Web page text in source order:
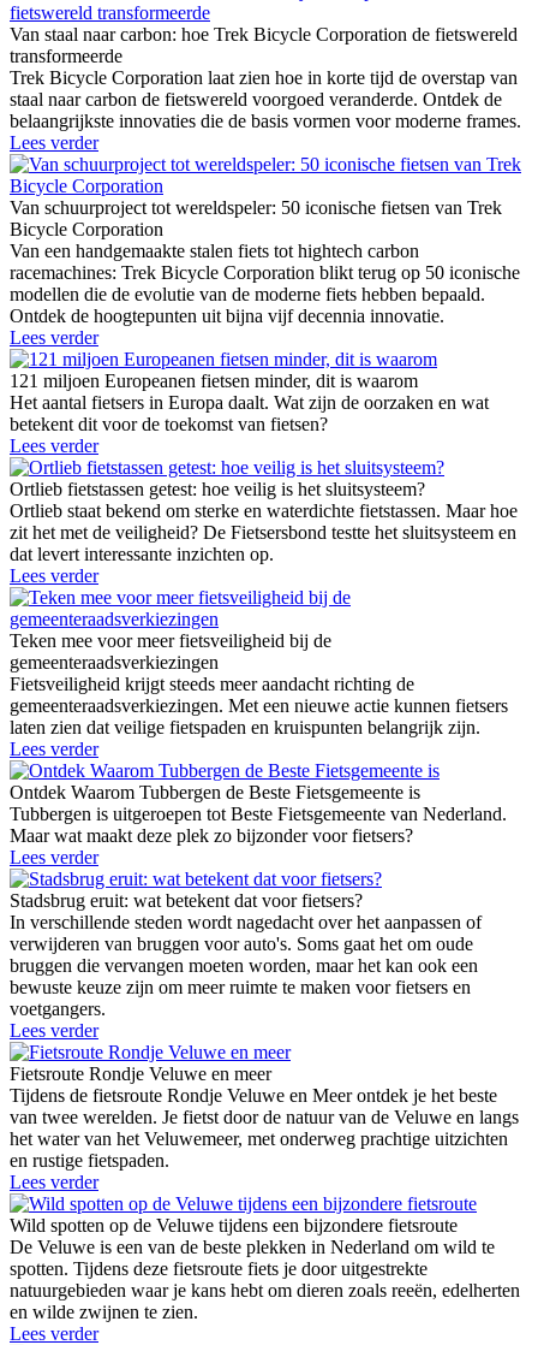
Van staal naar carbon: hoe Trek Bicycle Corporation de fietswereld
transformeerde
Trek Bicycle Corporation laat zien hoe in korte tijd de overstap van
staal naar carbon de fietswereld voorgoed veranderde. Ontdek de
belaangrijkste innovaties die de basis vormen voor moderne frames.
Lees verder
Van schuurproject tot wereldspeler: 50 iconische fietsen van Trek
Bicycle Corporation
Van een handgemaakte stalen fiets tot hightech carbon
racemachines: Trek Bicycle Corporation blikt terug op 50 iconische
modellen die de evolutie van de moderne fiets hebben bepaald.
Ontdek de hoogtepunten uit bijna vijf decennia innovatie.
Lees verder
121 miljoen Europeanen fietsen minder, dit is waarom
Het aantal fietsers in Europa daalt. Wat zijn de oorzaken en wat
betekent dit voor de toekomst van fietsen?
Lees verder
Ortlieb fietstassen getest: hoe veilig is het sluitsysteem?
Ortlieb staat bekend om sterke en waterdichte fietstassen. Maar hoe
zit het met de veiligheid? De Fietsersbond testte het sluitsysteem en
dat levert interessante inzichten op.
Lees verder
Teken mee voor meer fietsveiligheid bij de
gemeenteraadsverkiezingen
Fietsveiligheid krijgt steeds meer aandacht richting de
gemeenteraadsverkiezingen. Met een nieuwe actie kunnen fietsers
laten zien dat veilige fietspaden en kruispunten belangrijk zijn.
Lees verder
Ontdek Waarom Tubbergen de Beste Fietsgemeente is
Tubbergen is uitgeroepen tot Beste Fietsgemeente van Nederland.
Maar wat maakt deze plek zo bijzonder voor fietsers?
Lees verder
Stadsbrug eruit: wat betekent dat voor fietsers?
In verschillende steden wordt nagedacht over het aanpassen of
verwijderen van bruggen voor auto's. Soms gaat het om oude
bruggen die vervangen moeten worden, maar het kan ook een
bewuste keuze zijn om meer ruimte te maken voor fietsers en
voetgangers.
Lees verder
Fietsroute Rondje Veluwe en meer
Tijdens de fietsroute Rondje Veluwe en Meer ontdek je het beste
van twee werelden. Je fietst door de natuur van de Veluwe en langs
het water van het Veluwemeer, met onderweg prachtige uitzichten
en rustige fietspaden.
Lees verder
Wild spotten op de Veluwe tijdens een bijzondere fietsroute
De Veluwe is een van de beste plekken in Nederland om wild te
spotten. Tijdens deze fietsroute fiets je door uitgestrekte
natuurgebieden waar je kans hebt om dieren zoals reeën, edelherten
en wilde zwijnen te zien.
Lees verder